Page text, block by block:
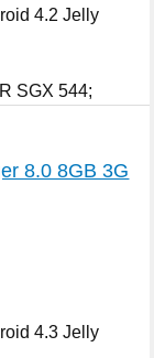
4.2 Jelly
SGX 544;
8.0 8GB 3G
4.3 Jelly